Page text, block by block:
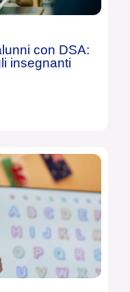
con DSA:
insegnanti